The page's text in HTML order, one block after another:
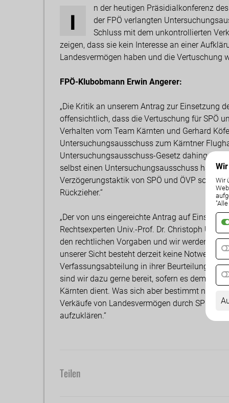
Wir
I
n der heutigen Präsidialkonferenz
der FPÖ verlangten
Schluss mit dem unkontrollierten
zeigen, dass sie kein Interesse an einer
Landesvermögen haben und die Vertuschung
FPÖ-Klubobmann Erwin Angerer:
„Die Kritik an unserem Antrag zur Einsetzung
offensichtlich, dass die Vertuschung für SPÖ
Verhalten vom Team Kärnten und Gerhard
Untersuchungsausschuss zum Kärntner
Untersuchungsausschuss-Gesetz
selbst einen Untersuchungsausschuss hätte
Verzögerungstaktik von SPÖ und ÖVP sogar
Rückzieher.“
„Der von uns eingereichte Antrag auf
Rechtsexperten Univ.-Prof. Dr. Christoph Urtz
den rechtlichen Vorgaben und wir werden
unserer Sicht besteht derzeit keine
Verfassungsabteilung in ihrer Beurteilung
sind wir dazu gerne bereit, sofern es dem
Kärnten dient. Was sich aber bestimmt nicht
Verkäufe von Landesvermögen durch SPÖ
aufzuklären.“
Teilen